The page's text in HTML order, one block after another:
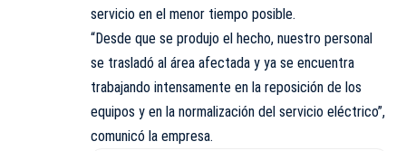
servicio en el menor tiempo posible.
“Desde que se produjo el hecho, nuestro personal
se trasladó al área afectada y ya se encuentra
trabajando intensamente en la reposición de los
equipos y en la normalización del servicio eléctrico”,
comunicó la empresa.